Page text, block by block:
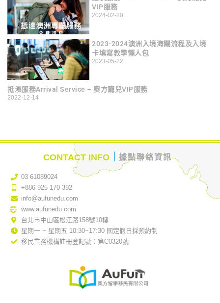
VIP服務
2024-02-20
2023-2024澳洲入境海關流程及入境
卡填寫教學懶人包
2023-05-22
抵澳服務Arrival Service – 奧方寵兒VIP服務
2022-12-14
CONTACT INFO 據點聯絡資訊
03 61089024
+886 925 170 392
info@aufunedu.com
www.aufunedu.com
台北市中山區松江路158號10樓
星期一 ~ 星期五 10:30~17:30 國定假日採預約制
移民業務機構註冊登記號：第C0320號